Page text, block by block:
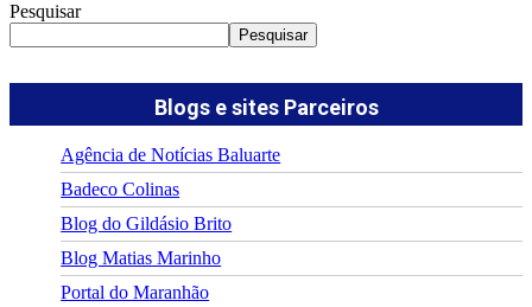
Pesquisar
Pesquisar
Blogs e sites Parceiros
Agência de Notícias Baluarte
Badeco Colinas
Blog do Gildásio Brito
Blog Matias Marinho
Portal do Maranhão